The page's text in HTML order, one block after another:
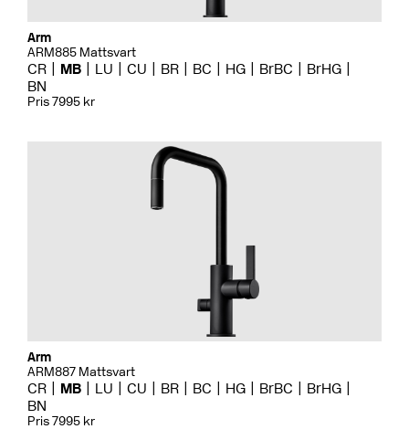
Arm
ARM885 Mattsvart
CR MB LU CU BR BC HG BrBC
BrHG
BN
Pris 7995 kr
Arm
ARM887 Mattsvart
CR MB LU CU BR BC HG BrBC
BrHG
BN
Pris 7995 kr